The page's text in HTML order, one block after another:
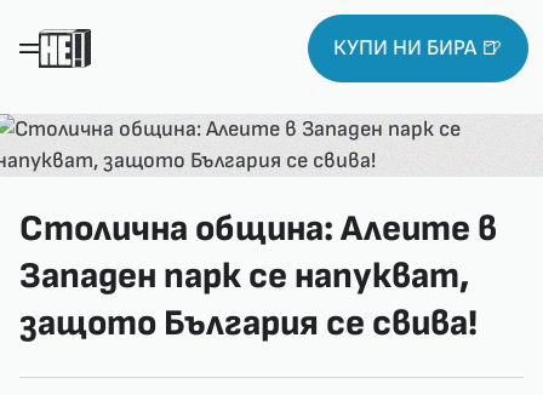
КУПИ НИ БИРА 🍺
Столична община: Алеите в
Западен парк се напукват,
защото България се свива!